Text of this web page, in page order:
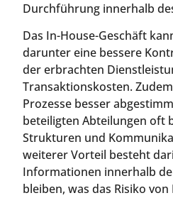
Durchführung innerhalb
Das In-House-Geschäft
darunter eine bessere
der erbrachten
Transaktionskosten.
Prozesse besser
beteiligten Abteilungen oft
Strukturen und
weiterer Vorteil besteht
Informationen innerhalb
bleiben, was das Risiko